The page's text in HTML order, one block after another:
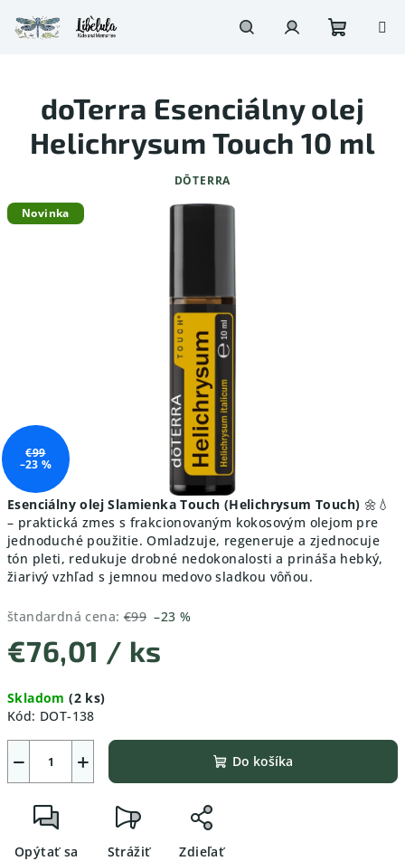
na
obsah
košík
Esenciálny olej Slamienka Touch (Helichrysum Touch) 🌼💧
– praktická zmes s frakcionovaným kokosovým olejom pre
jednoduché použitie. Omladzuje, regeneruje a zjednocuje
tón pleti, redukuje drobné nedokonalosti a prináša hebký,
žiarivý vzhľad s jemnou medovo sladkou vôňou.
štandardná cena: €99 –23 %
€76,01 / ks
cena:
Skladom(2 ks)
Kód: DOT-138
+
− Do košíka
Opýtať sa Strážiť Zdieľať
doTerra Esenciálny olej
Helichrysum Touch 10 ml
DŌTERRA
Novinka
€99
–23 %